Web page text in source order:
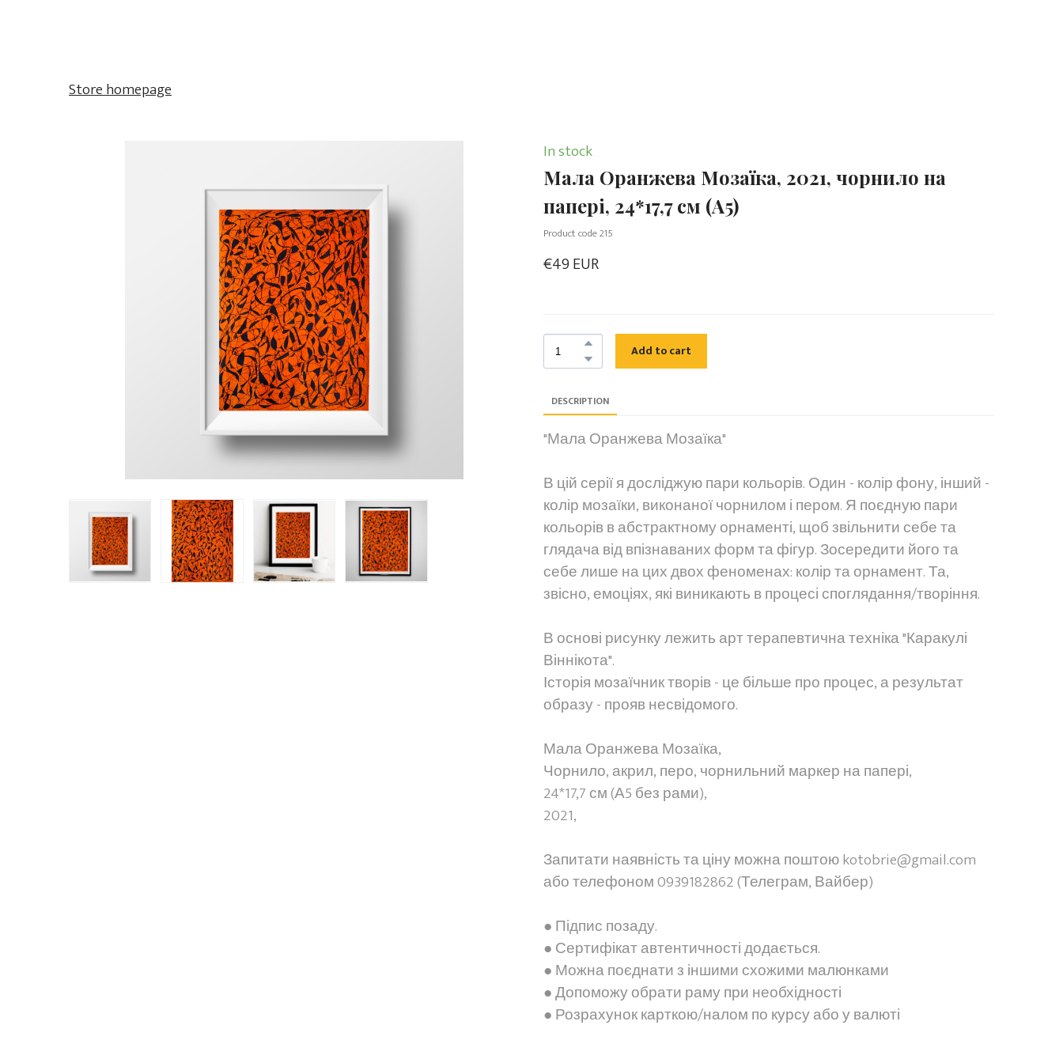
Store homepage
In stock
Мала Оранжева Мозаїка, 2021, чорнило на
папері, 24*17,7 см (А5)
Product code 215
€49 EUR
Add to cart
DESCRIPTION
"Мала Оранжева Мозаїка"
В цій серії я досліджую пари кольорів. Один - колір фону, інший -
колір мозаїки, виконаної чорнилом і пером. Я поєдную пари
кольорів в абстрактному орнаменті, щоб звільнити себе та
глядача від впізнаваних форм та фігур. Зосередити його та
себе лише на цих двох феноменах: колір та орнамент. Та,
звісно, емоціях, які виникають в процесі споглядання/творіння.
В основі рисунку лежить арт терапевтична техніка "Каракулі
Віннікота".
Історія мозаїчник творів - це більше про процес, а результат
образу - прояв несвідомого.
Мала Оранжева Мозаїка,
Чорнило, акрил, перо, чорнильний маркер на папері,
24*17,7 см (А5 без рами),
2021,
Запитати наявність та ціну можна поштою kotobrie@gmail.com
або телефоном 0939182862 (Телеграм, Вайбер)
● Підпис позаду.
● Сертифікат автентичності додається.
● Можна поєднати з іншими схожими малюнками
● Допоможу обрати раму при необхідності
● Розрахунок карткою/налом по курсу або у валюті